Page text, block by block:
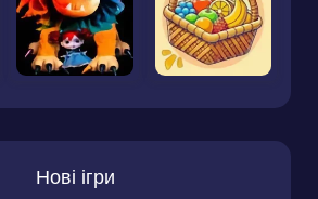
Нові ігри